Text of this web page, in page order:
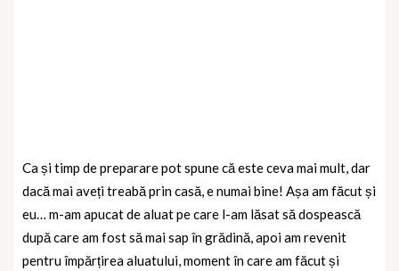
Ca și timp de preparare pot spune că este ceva mai mult, dar
dacă mai aveți treabă prin casă, e numai bine! Așa am făcut și
eu… m-am apucat de aluat pe care l-am lăsat să dospească
după care am fost să mai sap în grădină, apoi am revenit
pentru împărțirea aluatului, moment în care am făcut și